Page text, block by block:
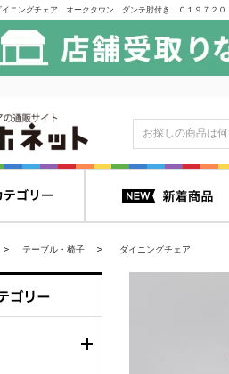
テーブル・椅子 ダイニングチェア